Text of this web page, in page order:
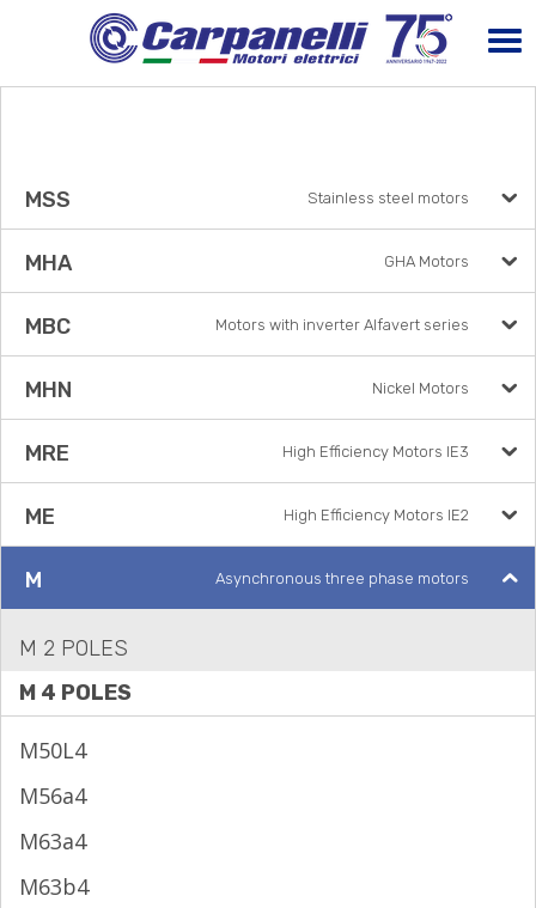
MSS Stainless steel motors
MHA GHA Motors
MBC Motors with inverter Alfavert series
MHN Nickel Motors
MRE High Efficiency Motors IE3
ME High Efficiency Motors IE2
M Asynchronous three phase motors
M 2 POLES
M 4 POLES
M50L4
M56a4
M63a4
M63b4